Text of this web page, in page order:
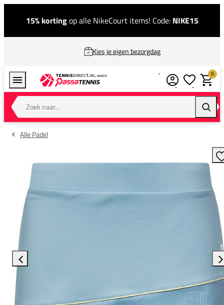
15% kortingop alle NikeCourt items! Code: NIKE15
Kies je eigen bezorgdag
Zoek naar...
0
Alle Padel